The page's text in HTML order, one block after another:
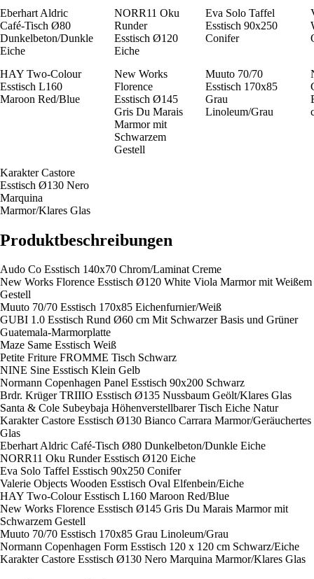
Eberhart Aldric
Café-Tisch Ø80
Dunkelbeton/Dunkle
Eiche
NORR11 Oku
Runder
Esstisch Ø120
Eiche
Eva Solo Taffel
Esstisch 90x250
Conifer
HAY Two-Colour
Esstisch L160
Maroon Red/Blue
New Works
Florence
Esstisch Ø145
Gris Du Marais
Marmor mit
Schwarzem
Gestell
Muuto 70/70
Esstisch 170x85
Grau
Linoleum/Grau
Karakter Castore
Esstisch Ø130 Nero
Marquina
Marmor/Klares Glas
Produktbeschreibungen
Audo Co Esstisch 140x70 Chrom/Laminat Creme
New Works Florence Esstisch Ø120 White Viola Marmor mit Weißem
Gestell
Muuto 70/70 Esstisch 170x85 Eichenfurnier/Weiß
GUBI 1.0 Esstisch Rund Ø60 cm Mit Schwarzer Basis und Grüner
Guatemala-Marmorplatte
Maze Same Esstisch Weiß
Petite Friture FROMME Tisch Schwarz
NINE Sine Esstisch Klein Gelb
Normann Copenhagen Panel Esstisch 90x200 Schwarz
Brdr. Krüger TRIIIO Esstisch Ø135 Nussbaum Geölt/Klares Glas
Santa & Cole Subeybaja Höhenverstellbarer Tisch Eiche Natur
Karakter Castore Esstisch Ø130 Bianco Carrara Marmor/Geräuchertes
Glas
Eberhart Aldric Café-Tisch Ø80 Dunkelbeton/Dunkle Eiche
NORR11 Oku Runder Esstisch Ø120 Eiche
Eva Solo Taffel Esstisch 90x250 Conifer
Valerie Objects Wooden Esstisch Oval Elfenbein/Eiche
HAY Two-Colour Esstisch L160 Maroon Red/Blue
New Works Florence Esstisch Ø145 Gris Du Marais Marmor mit
Schwarzem Gestell
Muuto 70/70 Esstisch 170x85 Grau Linoleum/Grau
Normann Copenhagen Form Esstisch 120 x 120 cm Schwarz/Eiche
Karakter Castore Esstisch Ø130 Nero Marquina Marmor/Klares Glas